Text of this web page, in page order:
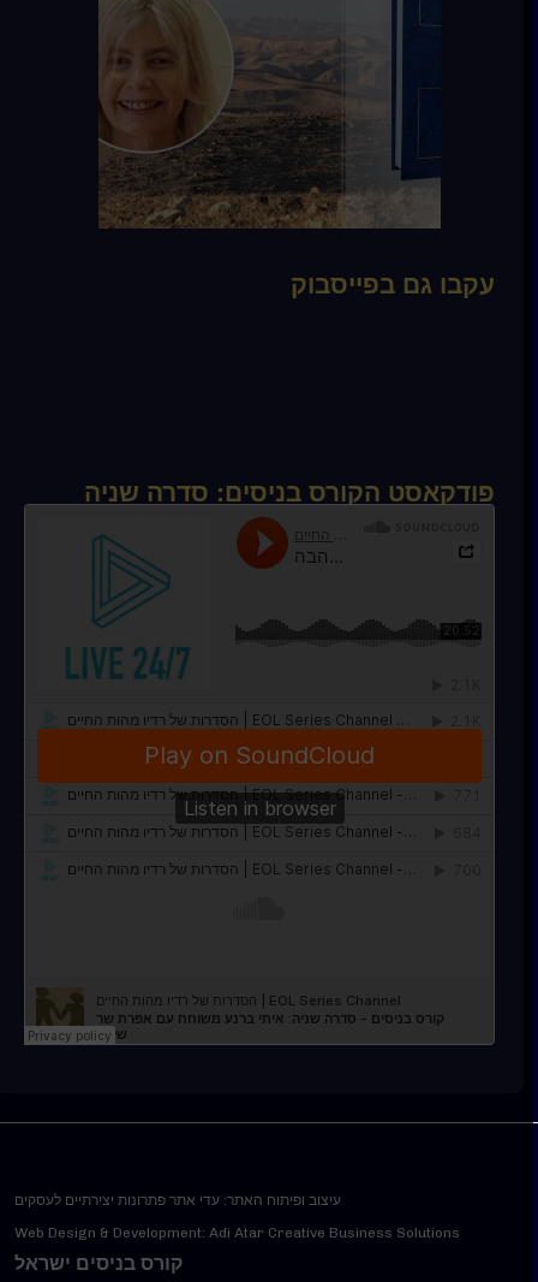
עקבו גם בפייסבוק
פודקאסט הקורס בניסים: סדרה שניה
עיצוב ופיתוח האתר: עדי אתר פתרונות יצירתיים לעסקים
Web Design & Development: Adi Atar Creative Business Solutions
קורס בניסים ישראל